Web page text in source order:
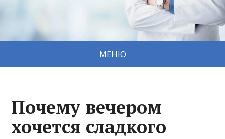
МЕНЮ
Почему вечером
хочется сладкого